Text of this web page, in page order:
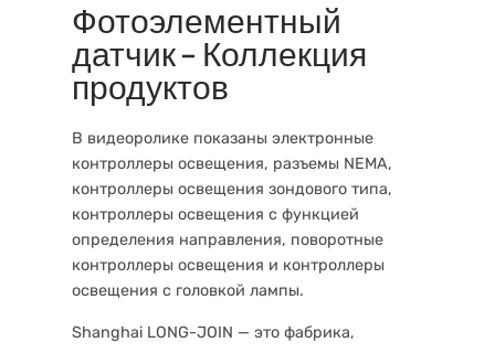
Фотоэлементный
датчик – Коллекция
продуктов
В видеоролике показаны электронные
контроллеры освещения, разъемы NEMA,
контроллеры освещения зондового типа,
контроллеры освещения с функцией
определения направления, поворотные
контроллеры освещения и контроллеры
освещения с головкой лампы.
Shanghai LONG-JOIN — это фабрика,